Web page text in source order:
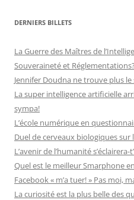
DERNIERS BILLETS
La Guerre des Maîtres de
Souveraineté et
Jennifer Doudna ne trouve plus
La super intelligence artificielle
sympa!
L’école numérique en
Duel de cerveaux biologiques sur
L’avenir de l’humanité
Quel est le meilleur Smarphone
Facebook « m’a tuer! » Pas moi,
La curiosité est la plus belle des